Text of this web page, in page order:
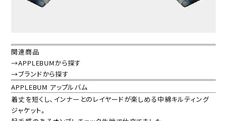
関連商品
→APPLEBUMから探す
→ブランドから探す
APPLEBUM アップルバム
着丈を短くし、インナーとのレイヤードが楽しめる中綿キルティング
ジャケット。